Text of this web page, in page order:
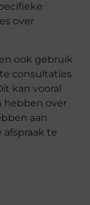
over
ook gebruik
consultaties
kan vooral
hebben over
aan
afspraak te